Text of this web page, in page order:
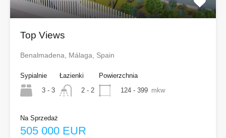
Top Views
Benalmadena, Málaga, Spain
Sypialnie
3 - 3
Łazienki
2 - 2
Powierzchnia
124 - 399 mkw
Na Sprzedaż
505 000 EUR